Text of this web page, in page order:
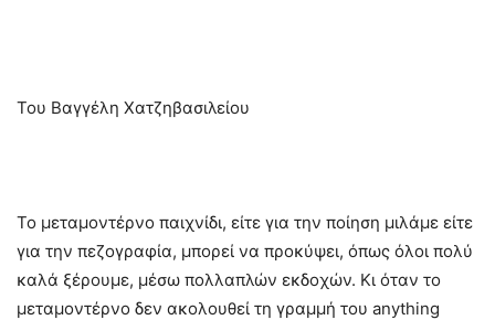
Του Βαγγέλη Χατζηβασιλείου
Το μεταμοντέρνο παιχνίδι, είτε για την ποίηση μιλάμε είτε
για την πεζογραφία, μπορεί να προκύψει, όπως όλοι πολύ
καλά ξέρουμε, μέσω πολλαπλών εκδοχών. Κι όταν το
μεταμοντέρνο δεν ακολουθεί τη γραμμή του anything